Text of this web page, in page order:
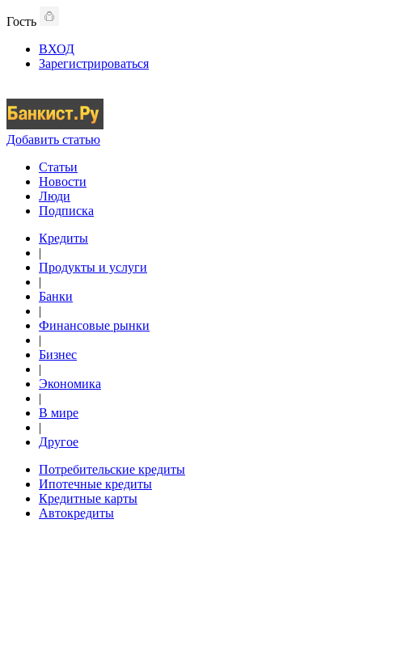
Гость
ВХОД
Зарегистрироваться
Добавить статью
Статьи
Новости
Люди
Подписка
Кредиты
|
Продукты и услуги
|
Банки
|
Финансовые рынки
|
Бизнес
|
Экономика
|
В мире
|
Другое
Потребительские кредиты
Ипотечные кредиты
Кредитные карты
Автокредиты